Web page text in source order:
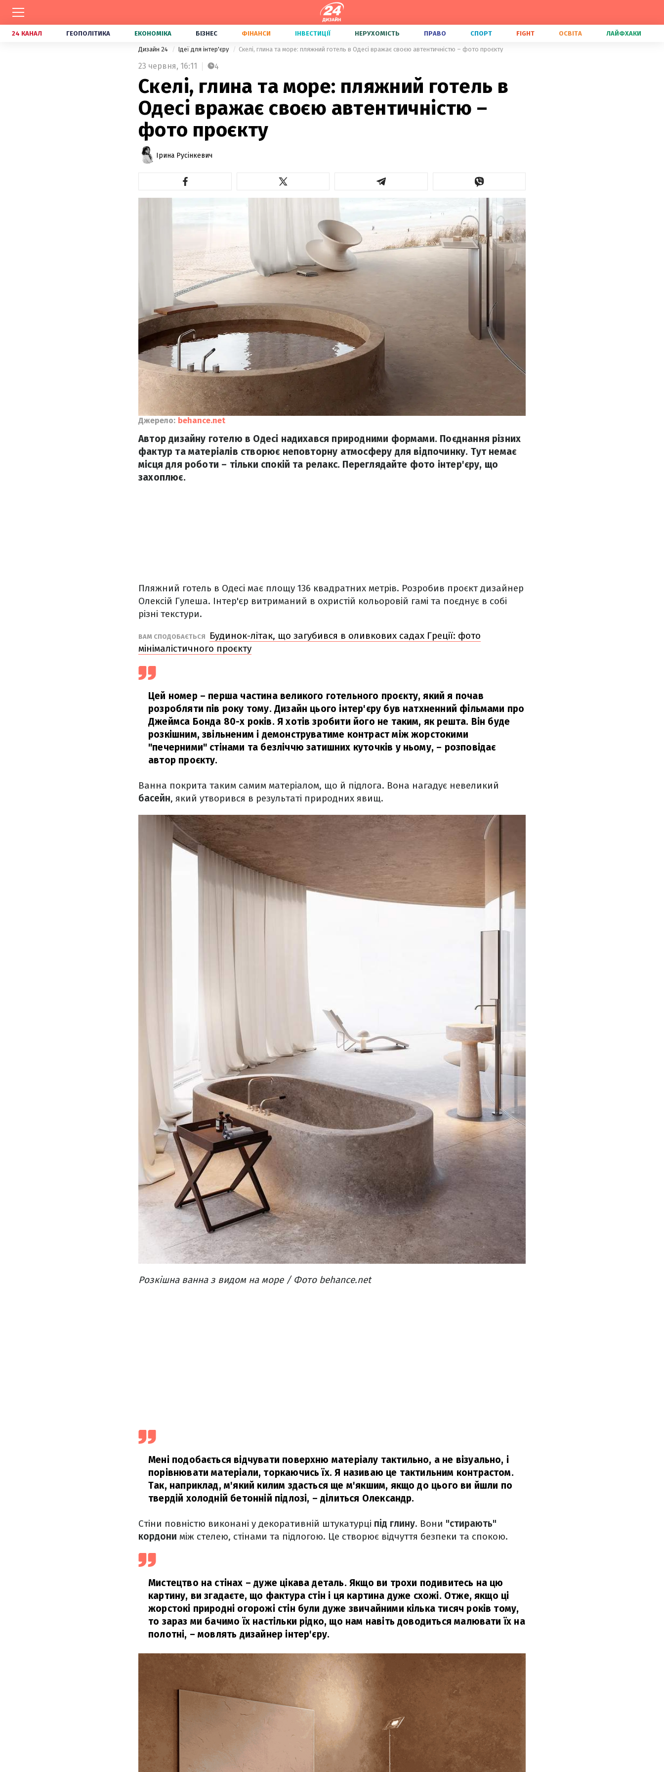
24 КАНАЛ ГЕОПОЛІТИКА ЕКОНОМІКА БІЗНЕС ФІНАНСИ ІНВЕСТИЦІЇ НЕРУХОМІСТЬ ПРАВО СПОРТ FIGHT ОСВІТА ЛАЙФХАКИ
Дизайн 24 Ідеї для інтер'єру Скелі, глина та море: пляжний готель в Одесі вражає своєю автентичністю – фото проєкту
23 червня, 16:11 4
Скелі, глина та море: пляжний готель в
Одесі вражає своєю автентичністю –
фото проєкту
Ірина Русінкевич
Джерело: behance.net
Автор дизайну готелю в Одесі надихався природними формами. Поєднання різних
фактур та матеріалів створює неповторну атмосферу для відпочинку. Тут немає
місця для роботи – тільки спокій та релакс. Переглядайте фото інтер'єру, що
захоплює.
Пляжний готель в Одесі має площу 136 квадратних метрів. Розробив проєкт дизайнер
Олексій Гулеша. Інтер'єр витриманий в охристій кольоровій гамі та поєднує в собі
різні текстури.
ВАМ СПОДОБАЄТЬСЯ
Будинок-літак, що загубився в оливкових садах Греції: фото
мінімалістичного проєкту
Цей номер – перша частина великого готельного проєкту, який я почав
розробляти пів року тому. Дизайн цього інтер'єру був натхненний фільмами про
Джеймса Бонда 80-х років. Я хотів зробити його не таким, як решта. Він буде
розкішним, звільненим і демонструватиме контраст між жорстокими
"печерними" стінами та безліччю затишних куточків у ньому, – розповідає
автор проєкту.
Ванна покрита таким самим матеріалом, що й підлога. Вона нагадує невеликий
басейн, який утворився в результаті природних явищ.
Розкішна ванна з видом на море / Фото behance.net
Мені подобається відчувати поверхню матеріалу тактильно, а не візуально, і
порівнювати матеріали, торкаючись їх. Я називаю це тактильним контрастом.
Так, наприклад, м'який килим здасться ще м'якшим, якщо до цього ви йшли по
твердій холодній бетонній підлозі, – ділиться Олександр.
Стіни повністю виконані у декоративній штукатурці під глину. Вони "стирають"
кордони між стелею, стінами та підлогою. Це створює відчуття безпеки та спокою.
Мистецтво на стінах – дуже цікава деталь. Якщо ви трохи подивитесь на цю
картину, ви згадаєте, що фактура стін і ця картина дуже схожі. Отже, якщо ці
жорстокі природні огорожі стін були дуже звичайними кілька тисяч років тому,
то зараз ми бачимо їх настільки рідко, що нам навіть доводиться малювати їх на
полотні, – мовлять дизайнер інтер'єру.